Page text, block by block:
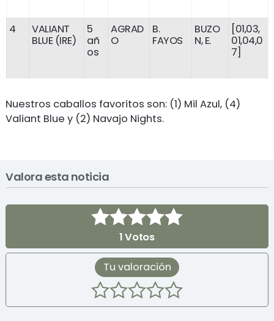
4
VALIANT
BLUE (IRE)
5
añ
os
AGRAD
O
B.
FAYOS
BUZO
N, E.
[01,03,
01,04,0
7]
Nuestros caballos favoritos son: (1) Mil Azul, (4)
Valiant Blue y (2) Navajo Nights.
Valora esta noticia
1Votos
Tu valoración